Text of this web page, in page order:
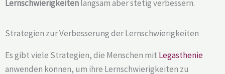
Lernschwierigkeitenlangsam aber stetig verbessern.
Strategien zur Verbesserung der Lernschwierigkeiten
Es gibt viele Strategien, die Menschen mit Legasthenie
anwenden können, um ihre Lernschwierigkeiten zu